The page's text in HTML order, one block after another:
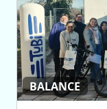
BALANCE